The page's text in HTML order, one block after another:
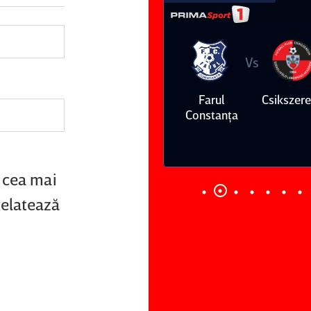
mai
Farul
Vs
Dinamo
Vs
FC